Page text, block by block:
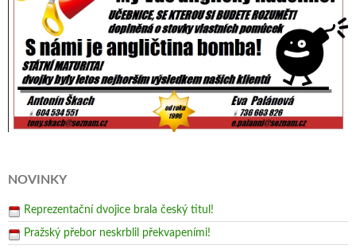
NOVINKY
Reprezentační dvojice brala český titul!
Pražský přebor neskrblil překvapeními!